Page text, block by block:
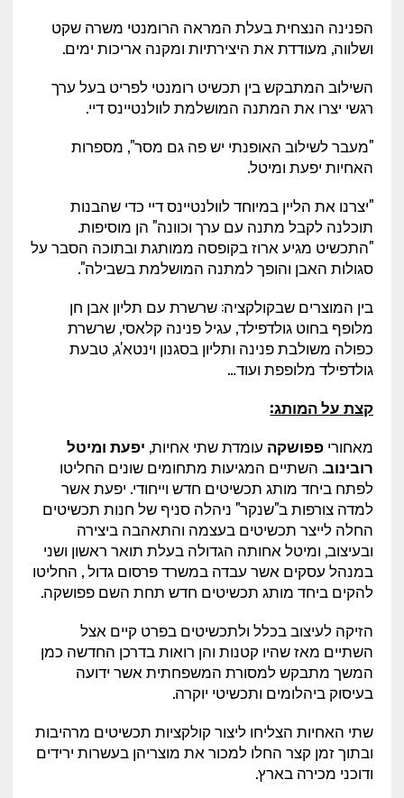
הפנינה הנצחית בעלת המראה הרומנטי משרה שקט
ושלווה, מעודדת את היצירתיות ומקנה אריכות ימים.
השילוב המתבקש בין תכשיט רומנטי לפריט בעל ערך
רגשי יצרו את המתנה המושלמת לוולנטיינס דיי.
"מעבר לשילוב האופנתי יש פה גם מסר", מספרות
האחיות יפעת ומיטל.
"יצרנו את הליין במיוחד לוולנטיינס דיי כדי שהבנות
תוכלנה לקבל מתנה עם ערך וכוונה" הן מוסיפות.
"התכשיט מגיע ארוז בקופסה ממותגת ובתוכה הסבר על
סגולות האבן והופך למתנה המושלמת בשבילה".
בין המוצרים שבקולקציה: שרשרת עם תליון אבן חן
מלופף בחוט גולדפילד, עגיל פנינה קלאסי, שרשרת
כפולה משולבת פנינה ותליון בסגנון וינטא'ג, טבעת
גולדפילד מלופפת ועוד…
קצת על המותג:
מאחורי פפושקה עומדת שתי אחיות, יפעת ומיטל
רובינוב. השתיים המגיעות מתחומים שונים החליטו
לפתח ביחד מותג תכשיטים חדש וייחודי. יפעת אשר
למדה צורפות ב"שנקר" ניהלה סניף של חנות תכשיטים
החלה לייצר תכשיטים בעצמה והתאהבה ביצירה
ובעיצוב, ומיטל אחותה הגדולה בעלת תואר ראשון ושני
במנהל עסקים אשר עבדה במשרד פרסום גדול , החליטו
להקים ביחד מותג תכשיטים חדש תחת השם פפושקה.
הזיקה לעיצוב בכלל ולתכשיטים בפרט קיים אצל
השתיים מאז שהיו קטנות והן רואות בדרכן החדשה כמן
המשך מתבקש למסורת המשפחתית אשר ידועה
בעיסוק ביהלומים ותכשיטי יוקרה.
שתי האחיות הצליחו ליצור קולקציות תכשיטים מרהיבות
ובתוך זמן קצר החלו למכור את מוצריהן בעשרות ירידים
ודוכני מכירה בארץ.